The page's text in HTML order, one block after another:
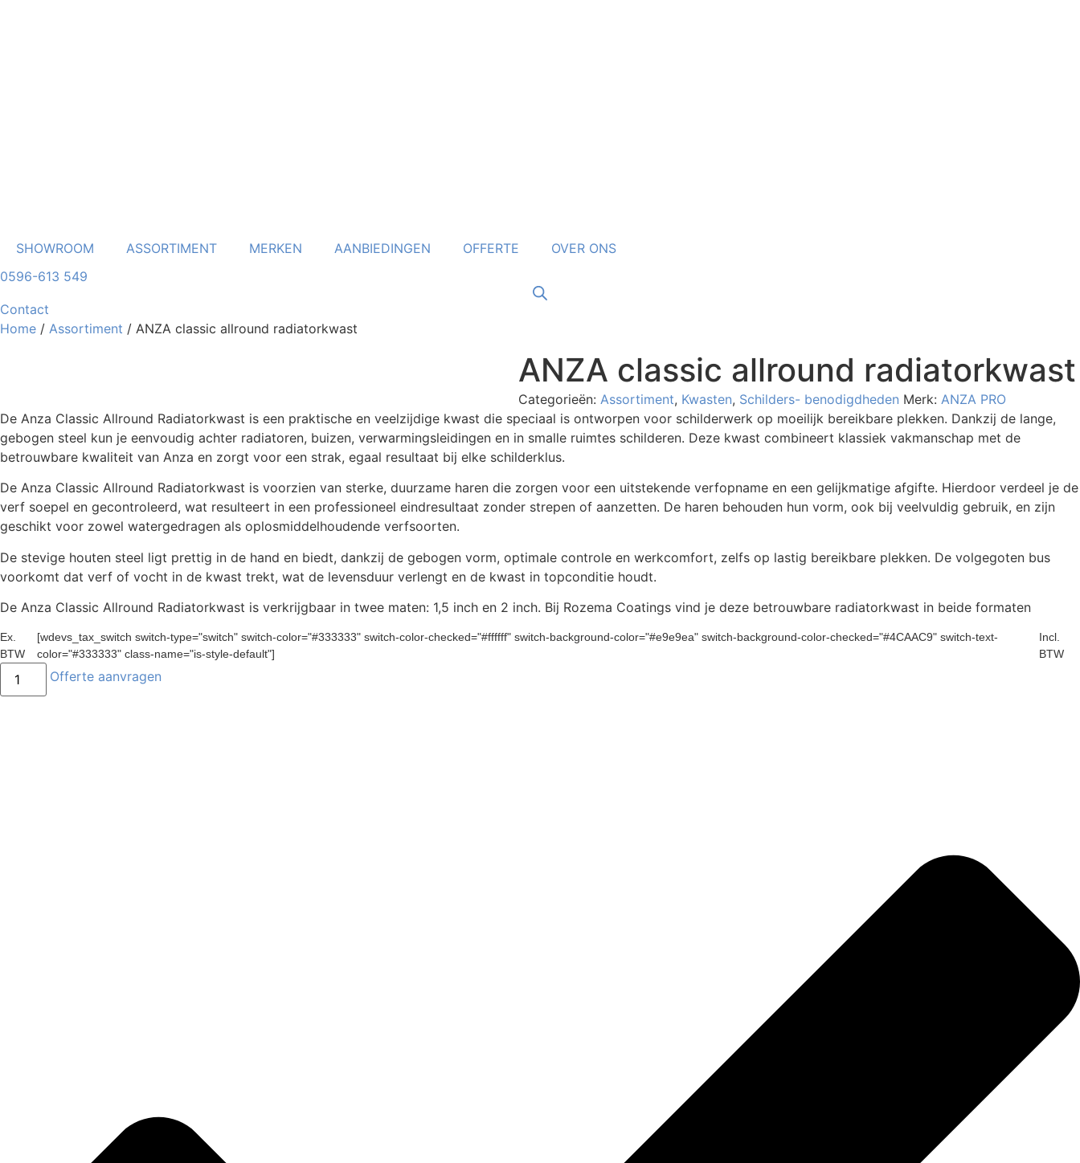
SHOWROOM ASSORTIMENT MERKEN AANBIEDINGEN OFFERTE
OVER ONS
0596-613 549
Contact
Home / Assortiment / ANZA classic allround radiatorkwast
ANZA classic allround radiatorkwast
Categorieën: Assortiment, Kwasten, Schilders- benodigdheden Merk: ANZA PRO
De Anza Classic Allround Radiatorkwast is een praktische en veelzijdige kwast die speciaal is ontworpen voor schilderwerk op moeilijk bereikbare plekken. Dankzij de lange,
gebogen steel kun je eenvoudig achter radiatoren, buizen, verwarmingsleidingen en in smalle ruimtes schilderen. Deze kwast combineert klassiek vakmanschap met de
betrouwbare kwaliteit van Anza en zorgt voor een strak, egaal resultaat bij elke schilderklus.
De Anza Classic Allround Radiatorkwast is voorzien van sterke, duurzame haren die zorgen voor een uitstekende verfopname en een gelijkmatige afgifte. Hierdoor verdeel je de
verf soepel en gecontroleerd, wat resulteert in een professioneel eindresultaat zonder strepen of aanzetten. De haren behouden hun vorm, ook bij veelvuldig gebruik, en zijn
geschikt voor zowel watergedragen als oplosmiddelhoudende verfsoorten.
De stevige houten steel ligt prettig in de hand en biedt, dankzij de gebogen vorm, optimale controle en werkcomfort, zelfs op lastig bereikbare plekken. De volgegoten bus
voorkomt dat verf of vocht in de kwast trekt, wat de levensduur verlengt en de kwast in topconditie houdt.
De Anza Classic Allround Radiatorkwast is verkrijgbaar in twee maten: 1,5 inch en 2 inch. Bij Rozema Coatings vind je deze betrouwbare radiatorkwast in beide formaten
Ex.
BTW
[wdevs_tax_switch switch-type="switch" switch-color="#333333" switch-color-checked="#ffffff" switch-background-color="#e9e9ea" switch-background-color-checked="#4CAAC9" switch-text-
color="#333333" class-name="is-style-default"]
Incl.
BTW
ANZA
classic
allround
Offerte aanvragen